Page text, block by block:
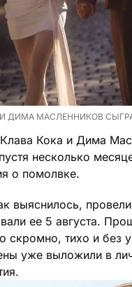
ДИМА МАСЛЕННИКОВ
Клава Кока и Дима
несколько
о помолвке.
выяснилось,
ее 5 августа.
скромно, тихо и без
уже выложили в